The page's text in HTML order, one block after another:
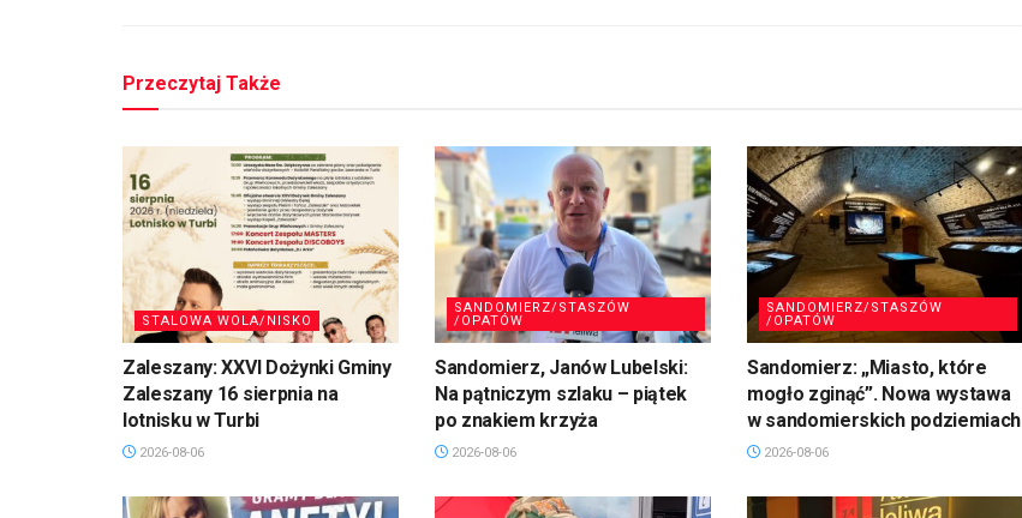
Przeczytaj Także
STALOWA WOLA/NISKO
Zaleszany: XXVI Dożynki Gminy
Zaleszany 16 sierpnia na
lotnisku w Turbi
2026-08-06
SANDOMIERZ/STASZÓW
/OPATÓW
Sandomierz, Janów Lubelski:
Na pątniczym szlaku – piątek
po znakiem krzyża
2026-08-06
SANDOMIERZ/STASZÓW
/OPATÓW
Sandomierz: „Miasto, które
mogło zginąć”. Nowa wystawa
w sandomierskich podziemiach
2026-08-06